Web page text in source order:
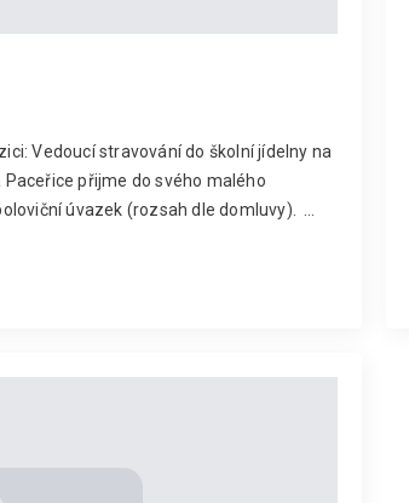
Vedoucí stravování do školní jídelny na
přijme do svého malého
úvazek (rozsah dle domluvy). …